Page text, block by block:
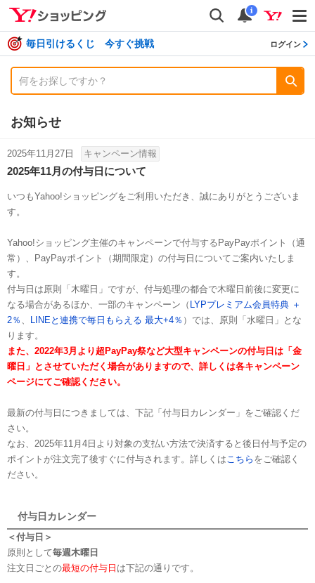
検索
通知
i
毎日引けるくじ 今すぐ挑戦 ログイン
お知らせ
2025年11月27日 キャンペーン情報
2025年11月の付与日について
いつもYahoo!ショッピングをご利用いただき、誠にありがとうございま
す。
Yahoo!ショッピング主催のキャンペーンで付与するPayPayポイント（通
常）、PayPayポイント（期間限定）の付与日についてご案内いたしま
す。
付与日は原則「木曜日」ですが、付与処理の都合で木曜日前後に変更に
なる場合があるほか、一部のキャンペーン（ LYPプレミアム会員特典 ＋
2％ 、 LINEと連携で毎日もらえる 最大+4％ ）では、原則「水曜日」とな
ります。
また、2022年3月より超PayPay祭など大型キャンペーンの付与日は「金
曜日」とさせていただく場合がありますので、詳しくは各キャンペーン
ページにてご確認ください。
最新の付与日につきましては、下記「付与日カレンダー」をご確認くだ
さい。
なお、2025年11月4日より対象の支払い方法で決済すると後日付与予定の
ポイントが注文完了後すぐに付与されます。詳しくはこちら をご確認く
ださい。
付与日カレンダー
＜付与日＞
原則として毎週木曜日
注文日ごとの最短の付与日 は下記の通りです。